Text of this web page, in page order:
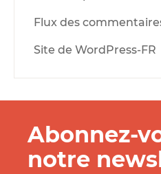
Flux des
Site de WordPress-FR
Abonnez-
notre